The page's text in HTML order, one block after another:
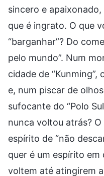
sincero e
que é ingrato. O que
“barganhar”? Do
pelo mundo”. Num
cidade de
e, num piscar de
sufocante do “Polo
nunca voltou atrás? O
espírito de “não
quer é um espírito em
voltem até atingirem a